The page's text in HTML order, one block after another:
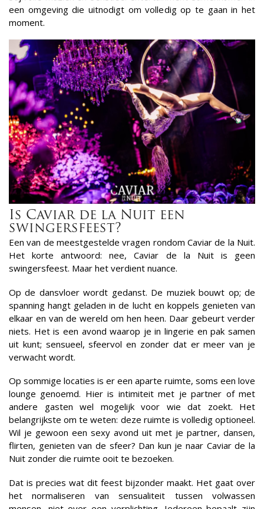
een omgeving die uitnodigt om volledig op te gaan in het
moment.
Is Caviar de la Nuit een
swingersfeest?
Een van de meestgestelde vragen rondom Caviar de la Nuit.
Het korte antwoord: nee, Caviar de la Nuit is geen
swingersfeest. Maar het verdient nuance.
Op de dansvloer wordt gedanst. De muziek bouwt op; de
spanning hangt geladen in de lucht en koppels genieten van
elkaar en van de wereld om hen heen. Daar gebeurt verder
niets. Het is een avond waarop je in lingerie en pak samen
uit kunt; sensueel, sfeervol en zonder dat er meer van je
verwacht wordt.
Op sommige locaties is er een aparte ruimte, soms een love
lounge genoemd. Hier is intimiteit met je partner of met
andere gasten wel mogelijk voor wie dat zoekt. Het
belangrijkste om te weten: deze ruimte is volledig optioneel.
Wil je gewoon een sexy avond uit met je partner, dansen,
flirten, genieten van de sfeer? Dan kun je naar Caviar de la
Nuit zonder die ruimte ooit te bezoeken.
Dat is precies wat dit feest bijzonder maakt. Het gaat over
het normaliseren van sensualiteit tussen volwassen